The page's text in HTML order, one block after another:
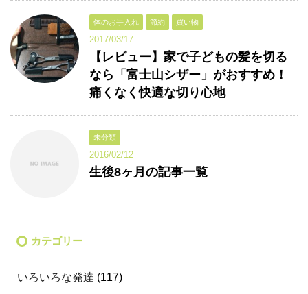
体のお手入れ 節約 買い物
2017/03/17
【レビュー】家で子どもの髪を切る
なら「富士山シザー」がおすすめ！
痛くなく快適な切り心地
未分類
2016/02/12
生後8ヶ月の記事一覧
カテゴリー
いろいろな発達 (117)